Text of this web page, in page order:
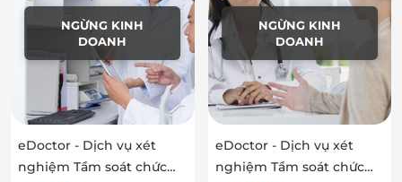
NGỪNG KINH
DOANH
eDoctor - Dịch vụ xét
nghiệm Tầm soát chức
NGỪNG KINH
DOANH
eDoctor - Dịch vụ xét
nghiệm Tầm soát chức